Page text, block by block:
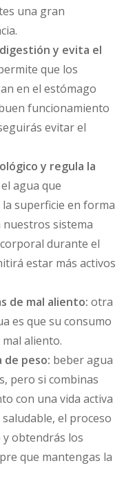
una gran
y evita el
que los
en el estómago
funcionamiento
evitar el
y regula la
el agua que
superficie en forma
sistema
durante el
estar más activos
de mal aliento: otra
es que su consumo
aliento.
peso: beber agua
pero si combinas
con una vida activa
el proceso
y obtendrás los
que mantengas la